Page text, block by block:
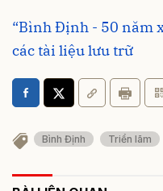
“Bình Định - 50 năm
các tài liệu lưu trữ
Bình Định Triển lãm